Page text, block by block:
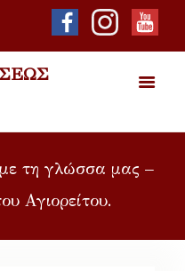
τη γλώσσα μας –
Αγιορείτου.